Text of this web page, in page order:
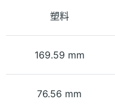
塑料
169.59 mm
76.56 mm